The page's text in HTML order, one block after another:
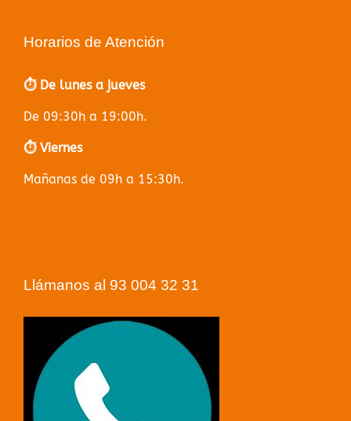
Horarios de Atención
⏱️ De lunes a jueves
De 09:30h a 19:00h.
⏱️ Viernes
Mañanas de 09h a 15:30h.
Llámanos al 93 004 32 31